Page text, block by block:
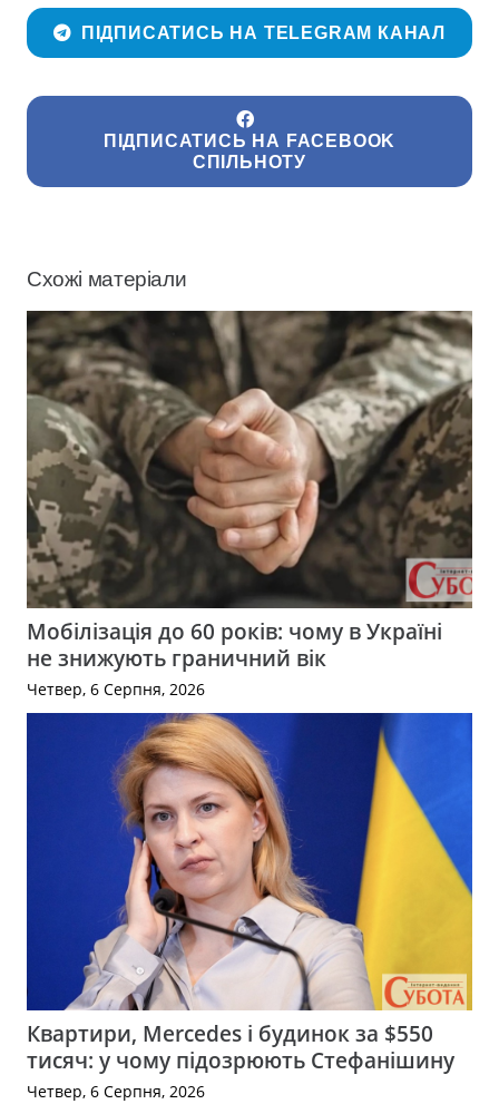
ПІДПИСАТИСЬ НА TELEGRAM КАНАЛ
ПІДПИСАТИСЬ НА FACEBOOK
СПІЛЬНОТУ
Схожі матеріали
Мобілізація до 60 років: чому в Україні
не знижують граничний вік
Четвер, 6 Серпня, 2026
Квартири, Mercedes і будинок за $550
тисяч: у чому підозрюють Стефанішину
Четвер, 6 Серпня, 2026